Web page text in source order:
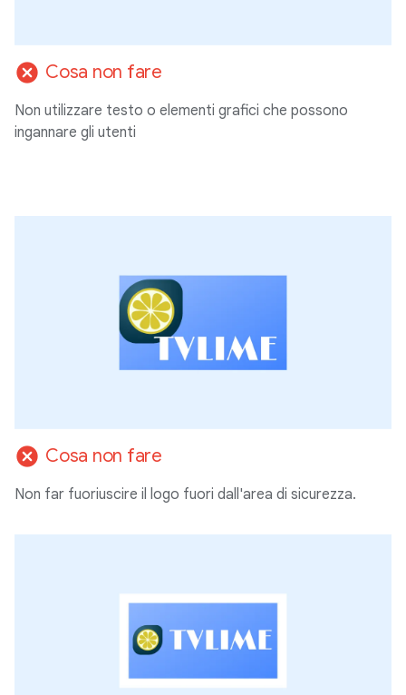
cancel Cosa non fare
Non utilizzare testo o elementi grafici che possono
ingannare gli utenti
cancel Cosa non fare
Non far fuoriuscire il logo fuori dall'area di sicurezza.